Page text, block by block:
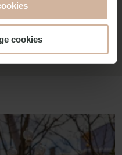
cookies
på en
koster ikke mere